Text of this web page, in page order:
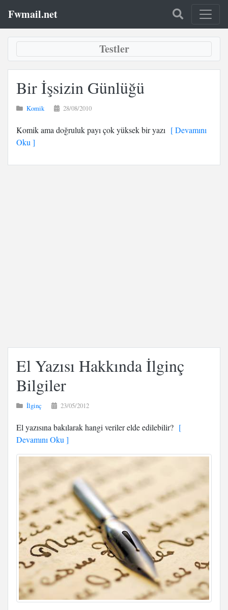
Fwmail.net
Testler
Bir İşsizin Günlüğü
Komik 28/08/2010
Komik ama doğruluk payı çok yüksek bir yazı [ Devamını
Oku ]
El Yazısı Hakkında İlginç
Bilgiler
İlginç 23/05/2012
El yazısına bakılarak hangi veriler elde edilebilir? [
Devamını Oku ]